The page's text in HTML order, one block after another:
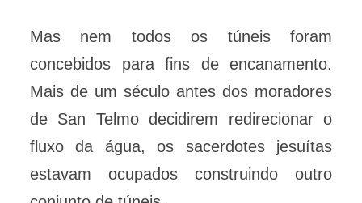
Mas nem todos os túneis foram
concebidos para fins de encanamento.
Mais de um século antes dos moradores
de San Telmo decidirem redirecionar o
fluxo da água, os sacerdotes jesuítas
estavam ocupados construindo outro